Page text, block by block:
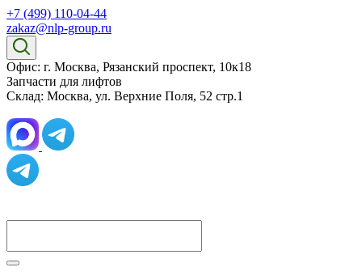
+7 (499) 110-04-44
zakaz@nlp-group.ru
Офис: г. Москва, Рязанский проспект, 10к18
Запчасти для лифтов
Склад: Москва, ул. Верхние Поля, 52 стр.1